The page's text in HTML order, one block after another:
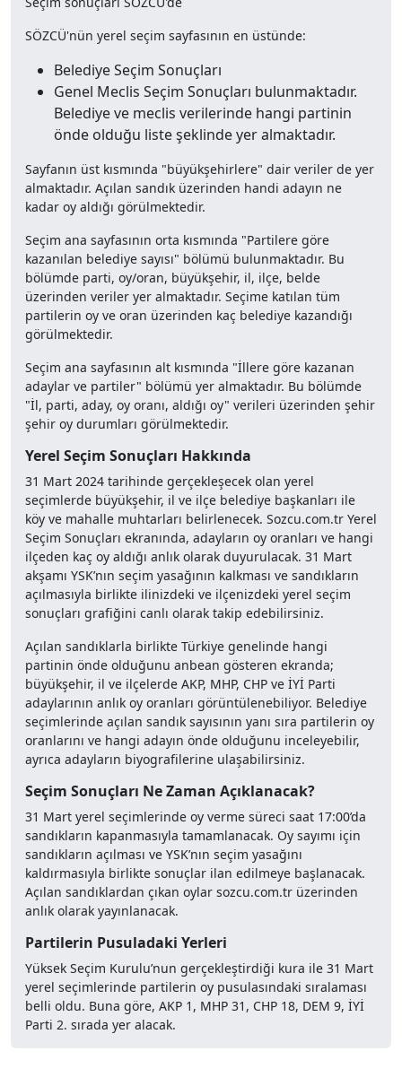
SÖZCÜ'nün yerel seçim sayfasının en üstünde:
Belediye Seçim Sonuçları
Genel Meclis Seçim Sonuçları bulunmaktadır.
Belediye ve meclis verilerinde hangi partinin
önde olduğu liste şeklinde yer almaktadır.
Sayfanın üst kısmında "büyükşehirlere" dair veriler de yer
almaktadır. Açılan sandık üzerinden handi adayın ne
kadar oy aldığı görülmektedir.
Seçim ana sayfasının orta kısmında "Partilere göre
kazanılan belediye sayısı" bölümü bulunmaktadır. Bu
bölümde parti, oy/oran, büyükşehir, il, ilçe, belde
üzerinden veriler yer almaktadır. Seçime katılan tüm
partilerin oy ve oran üzerinden kaç belediye kazandığı
görülmektedir.
Seçim ana sayfasının alt kısmında "İllere göre kazanan
adaylar ve partiler" bölümü yer almaktadır. Bu bölümde
"İl, parti, aday, oy oranı, aldığı oy" verileri üzerinden şehir
şehir oy durumları görülmektedir.
Yerel Seçim Sonuçları Hakkında
31 Mart 2024 tarihinde gerçekleşecek olan yerel
seçimlerde büyükşehir, il ve ilçe belediye başkanları ile
köy ve mahalle muhtarları belirlenecek. Sozcu.com.tr Yerel
Seçim Sonuçları ekranında, adayların oy oranları ve hangi
ilçeden kaç oy aldığı anlık olarak duyurulacak. 31 Mart
akşamı YSK’nın seçim yasağının kalkması ve sandıkların
açılmasıyla birlikte ilinizdeki ve ilçenizdeki yerel seçim
sonuçları grafiğini canlı olarak takip edebilirsiniz.
Açılan sandıklarla birlikte Türkiye genelinde hangi
partinin önde olduğunu anbean gösteren ekranda;
büyükşehir, il ve ilçelerde AKP, MHP, CHP ve İYİ Parti
adaylarının anlık oy oranları görüntülenebiliyor. Belediye
seçimlerinde açılan sandık sayısının yanı sıra partilerin oy
oranlarını ve hangi adayın önde olduğunu inceleyebilir,
ayrıca adayların biyografilerine ulaşabilirsiniz.
Seçim Sonuçları Ne Zaman Açıklanacak?
31 Mart yerel seçimlerinde oy verme süreci saat 17:00’da
sandıkların kapanmasıyla tamamlanacak. Oy sayımı için
sandıkların açılması ve YSK’nın seçim yasağını
kaldırmasıyla birlikte sonuçlar ilan edilmeye başlanacak.
Açılan sandıklardan çıkan oylar sozcu.com.tr üzerinden
anlık olarak yayınlanacak.
Partilerin Pusuladaki Yerleri
Yüksek Seçim Kurulu’nun gerçekleştirdiği kura ile 31 Mart
yerel seçimlerinde partilerin oy pusulasındaki sıralaması
belli oldu. Buna göre, AKP 1, MHP 31, CHP 18, DEM 9, İYİ
Parti 2. sırada yer alacak.